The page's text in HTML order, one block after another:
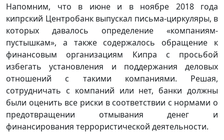
Напомним, что в июне и в ноябре 2018 года
кипрский Центробанк выпускал письма-циркуляры, в
которых давалось определение «компаниям-
пустышкам», а также содержалось обращение к
финансовым организациям Кипра с просьбой
избегать установления и поддержания деловых
отношений с такими компаниями. Решая,
сотрудничать с компаний или нет, банки должны
были оценить все риски в соответствии с нормами о
предотвращении отмывания денег и
финансирования террористической деятельности.